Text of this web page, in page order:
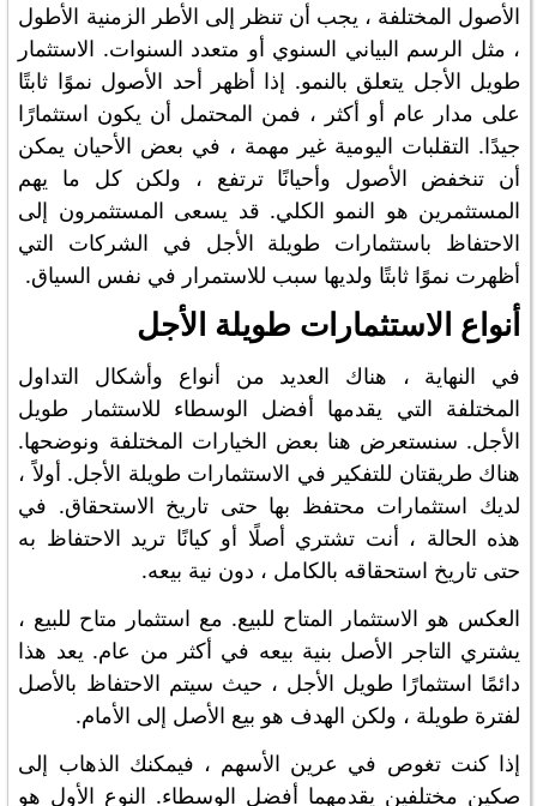
الأصول المختلفة ، يجب أن تنظر إلى الأطر الزمنية الأطول
، مثل الرسم البياني السنوي أو متعدد السنوات. الاستثمار
طويل الأجل يتعلق بالنمو. إذا أظهر أحد الأصول نموًا ثابتًا
على مدار عام أو أكثر ، فمن المحتمل أن يكون استثمارًا
جيدًا. التقلبات اليومية غير مهمة ، في بعض الأحيان يمكن
أن تنخفض الأصول وأحيانًا ترتفع ، ولكن كل ما يهم
المستثمرين هو النمو الكلي. قد يسعى المستثمرون إلى
الاحتفاظ باستثمارات طويلة الأجل في الشركات التي
أظهرت نموًا ثابتًا ولديها سبب للاستمرار في نفس السياق.
أنواع الاستثمارات طويلة الأجل
في النهاية ، هناك العديد من أنواع وأشكال التداول
المختلفة التي يقدمها أفضل الوسطاء للاستثمار طويل
الأجل. سنستعرض هنا بعض الخيارات المختلفة ونوضحها.
هناك طريقتان للتفكير في الاستثمارات طويلة الأجل. أولاً ،
لديك استثمارات محتفظ بها حتى تاريخ الاستحقاق. في
هذه الحالة ، أنت تشتري أصلًا أو كيانًا تريد الاحتفاظ به
حتى تاريخ استحقاقه بالكامل ، دون نية بيعه.
العكس هو الاستثمار المتاح للبيع. مع استثمار متاح للبيع ،
يشتري التاجر الأصل بنية بيعه في أكثر من عام. يعد هذا
دائمًا استثمارًا طويل الأجل ، حيث سيتم الاحتفاظ بالأصل
لفترة طويلة ، ولكن الهدف هو بيع الأصل إلى الأمام.
إذا كنت تغوص في عرين الأسهم ، فيمكنك الذهاب إلى
صكين مختلفين يقدمهما أفضل الوسطاء. النوع الأول هو